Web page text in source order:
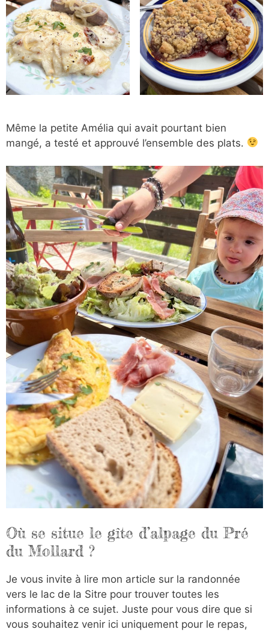
Même la petite Amélia qui avait pourtant bien
mangé, a testé et approuvé l’ensemble des plats.
Où se situe le gîte d’alpage du Pré
du Mollard ?
Je vous invite à lire mon article sur la randonnée
vers le lac de la Sitre pour trouver toutes les
informations à ce sujet. Juste pour vous dire que si
vous souhaitez venir ici uniquement pour le repas,